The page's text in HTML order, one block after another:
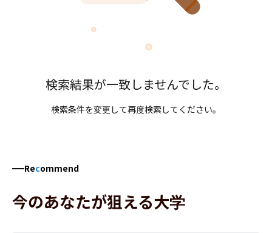
検索結果が一致しませんでした。
検索条件を変更して再度検索してください。
Recommend
今のあなたが狙える大学